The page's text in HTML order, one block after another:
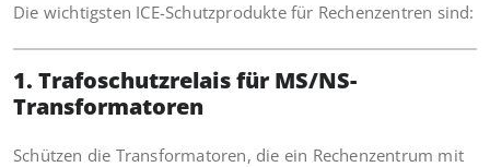
Die wichtigsten ICE-Schutzprodukte für Rechenzentren sind:
1. Trafoschutzrelais für MS/NS-
Transformatoren
Schützen die Transformatoren, die ein Rechenzentrum mit